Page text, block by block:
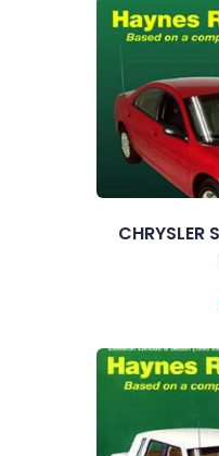
CHRYSLER